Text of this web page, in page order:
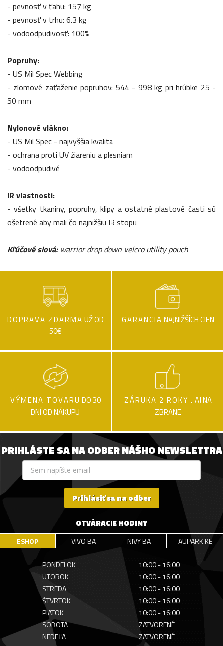
- pevnosť v ťahu: 157 kg
- pevnosť v trhu: 6.3 kg
- vodoodpudivosť: 100%
Popruhy:
- US Mil Spec Webbing
- zlomové zaťaženie popruhov: 544 - 998 kg pri hrúbke 25 -
50 mm
Nylonové vlákno:
- US Mil Spec - najvyššia kvalita
- ochrana proti UV žiareniu a plesniam
- vodoodpudivé
IR vlastnosti:
- všetky tkaniny, popruhy, klipy a ostatné plastové časti sú
ošetrené aby mali čo najnižšiu IR stopu
Kľúčové slová: warrior drop down velcro utility pouch
DOPRAVA ZDARMA UŽ OD
50€
GARANCIA NAJNIŽŠÍCH CIEN
VÝMENA TOVARU DO 30
DNÍ OD NÁKUPU
ZÁRUKA 2 ROKY . AJ NA
ZBRANE
PRIHLÁSTE SA NA ODBER NÁŠHO NEWSLETTRA
Prihlásiť sa na odber
OTVÁRACIE HODINY
ESHOP VIVO BA NIVY BA AUPARK KE
PONDELOK
10:00 - 16:00
UTOROK
10:00 - 16:00
STREDA
10:00 - 16:00
ŠTVRTOK
10:00 - 16:00
PIATOK
10:00 - 16:00
SOBOTA
ZATVORENÉ
NEDEĽA
ZATVORENÉ